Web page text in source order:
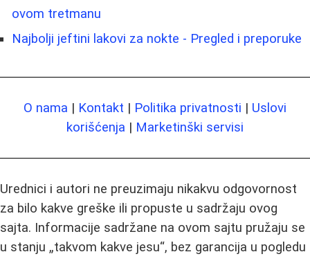
ovom tretmanu
Najbolji jeftini lakovi za nokte - Pregled i preporuke
O nama | Kontakt | Politika privatnosti | Uslovi
korišćenja | Marketinški servisi
Urednici i autori ne preuzimaju nikakvu odgovornost
za bilo kakve greške ili propuste u sadržaju ovog
sajta. Informacije sadržane na ovom sajtu pružaju se
u stanju „takvom kakve jesu“, bez garancija u pogledu